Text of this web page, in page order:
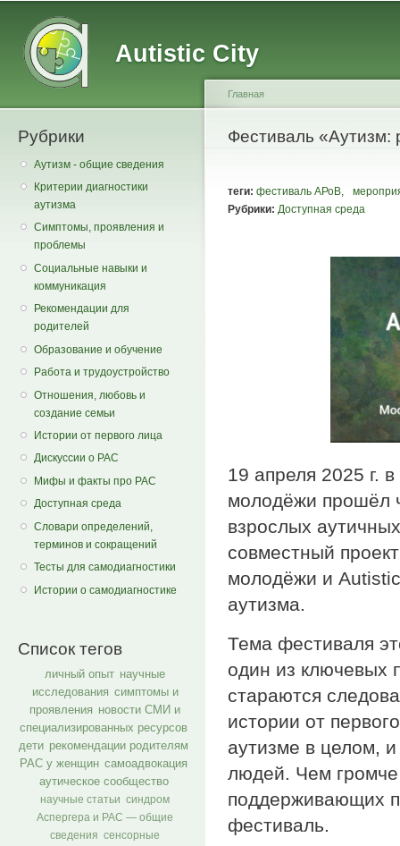
Autistic City
Рубрики
Аутизм - общие сведения
Критерии диагностики
аутизма
Симптомы, проявления и
проблемы
Социальные навыки и
коммуникация
Рекомендации для
родителей
Образование и обучение
Работа и трудоустройство
Отношения, любовь и
создание семьи
Истории от первого лица
Дискуссии о РАС
Мифы и факты про РАС
Доступная среда
Словари определений,
терминов и сокращений
Тесты для самодиагностики
Истории о самодиагностике
Список тегов
личный опыт научные
исследования симптомы и
проявления новости СМИ и
специализированных ресурсов
дети рекомендации родителям
РАС у женщин самоадвокация
аутическое сообщество
научные статьи синдром
Аспергера и РАС — общие
сведения сенсорные
You are here
Главная
Фестиваль
теги: фестиваль АРоВ
Рубрики: Доступная среда
19 апреля 2025 г.
молодёжи прошёл
взрослых
совместный
молодёжи и
аутизма.
Тема фестиваля
один из ключевых
стараются
истории от
аутизме в целом,
людей. Чем
поддерживающих
фестиваль.